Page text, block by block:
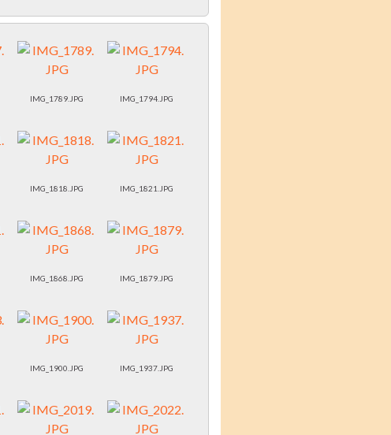
IMG_1789.JPG IMG_1794.JPG
IMG_1818.JPG IMG_1821.JPG
IMG_1868.JPG IMG_1879.JPG
IMG_1900.JPG IMG_1937.JPG